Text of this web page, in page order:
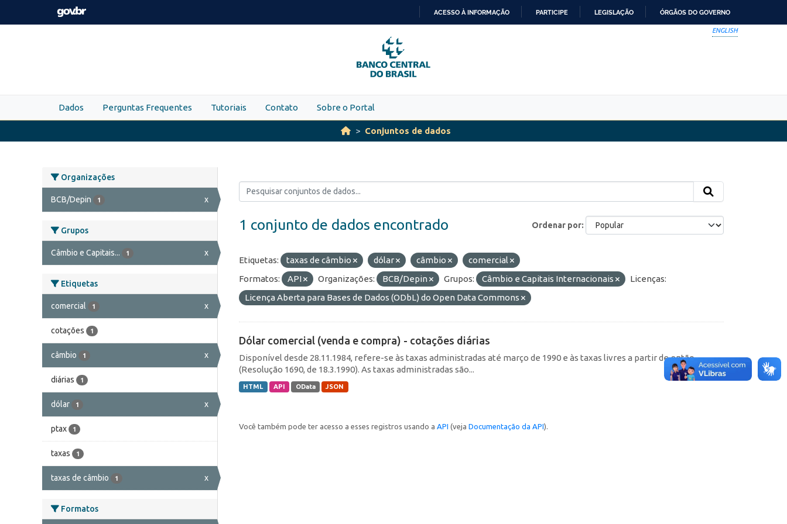
Skip to main content
PARA
O
CONTEÚDO
ACESSO À INFORMAÇÃO PARTICIPE LEGISLAÇÃO ÓRGÃOS DO GOVERNO
ENGLISH
Dados Perguntas Frequentes Tutoriais Contato Sobre o Portal
Conjuntos de dados
Organizações
BCB/Depin 1 x
Grupos
Câmbio e Capitais... 1 x
Etiquetas
comercial 1 x
cotações 1
câmbio 1 x
diárias 1
dólar 1 x
ptax 1
taxas 1
taxas de câmbio 1 x
Formatos
Ordenar por
1 conjunto de dados encontrado
Etiquetas: taxas de câmbio dólar câmbio
comercial
Formatos:
API Organizações: BCB/Depin Grupos: Câmbio e Capitais Internacionais
Licenças:
Licença Aberta para Bases de Dados (ODbL) do Open Data Commons
Dólar comercial (venda e compra) - cotações diárias
Disponível desde 28.11.1984, refere-se às taxas administradas até março de 1990 e às taxas livres a partir de então
(Resolução 1690, de 18.3.1990). As taxas administradas são...
HTML API OData JSON
Você também pode ter acesso a esses registros usando a API (veja Documentação da API).